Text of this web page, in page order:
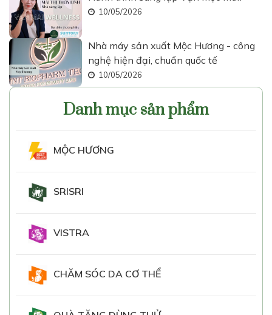
10/05/2026
Nhà máy sản xuất Mộc Hương - công
nghệ hiện đại, chuẩn quốc tế
10/05/2026
Danh mục sản phẩm
MỘC HƯƠNG
SRISRI
VISTRA
CHĂM SÓC DA CƠ THỂ